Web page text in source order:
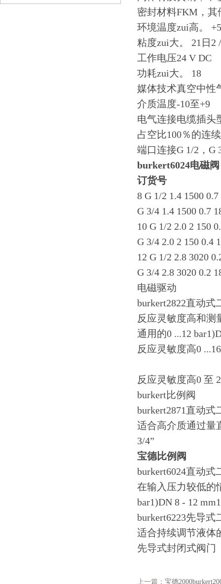
密封材料FKM，其
环境温度zui高。
粘度zui大。 21日2
工作电压24 V DC
功耗zui大。 18
媒体技术真空中性
介质温度-10至+9
电气连接电缆插头
占空比100％的连
端口连接G 1/2，G
burkert6024电磁阀
订货号
8 G 1/2 1.4 1500
G 3/4 1.4 1500 0.7
10 G 1/2 2.0 2 150
G 3/4 2.0 2 150 0.4
12 G 1/2 2.8 3020
G 3/4 2.8 3020 0.2
电磁驱动
burkert2822直动式
反应灵敏度高和测
通用的0 ...12
反应灵敏度高0
反应灵敏度高0 至
burkert比例阀
burkert2871直动
适合高介质通过量
3/4”
宝德比例阀
burkert6024直动
在输入压力较低的
bar1)DN 8 - 12
burkert6223先导
适合持续调节液体
先导式封闭式阀门
上一篇： 宝德